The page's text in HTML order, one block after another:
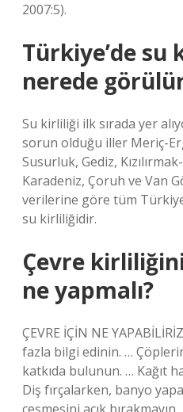
2007:5).
Türkiye’de su
nerede
Su kirliliği ilk sırada yer
sorun olduğu iller Meriç-
Susurluk, Gediz,
Karadeniz, Çoruh ve Van
verilerine göre tüm
su kirliliğidir.
Çevre
ne yapmalı?
ÇEVRE İÇİN NE
fazla bilgi edinin. …
katkıda bulunun. … Kağıt
Diş fırçalarken, banyo